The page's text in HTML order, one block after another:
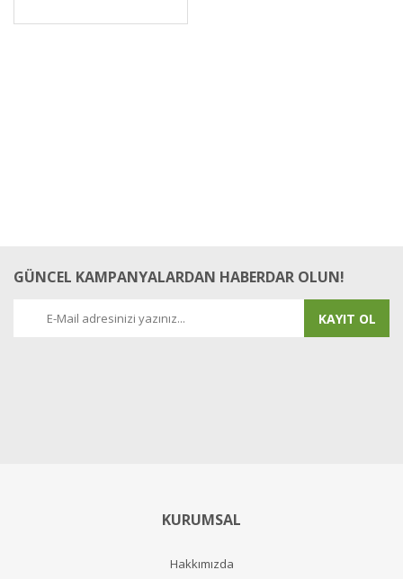
GÜNCEL KAMPANYALARDAN HABERDAR OLUN!
KAYIT OL
KURUMSAL
Hakkımızda